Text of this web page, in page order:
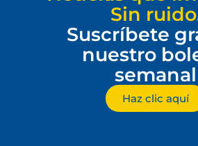
Sin
Suscríbete
nuestro
semanal
Haz clic aquí